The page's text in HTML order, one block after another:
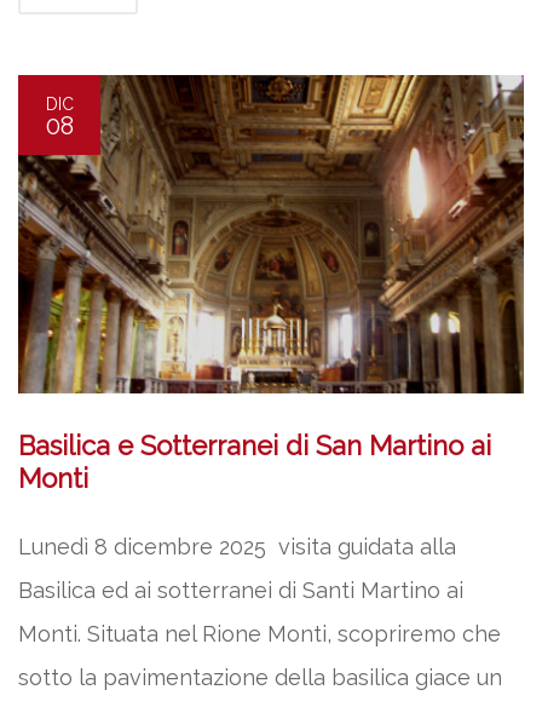
DIC
08
Basilica e Sotterranei di San Martino ai
Monti
Lunedì 8 dicembre 2025 visita guidata alla
Basilica ed ai sotterranei di Santi Martino ai
Monti. Situata nel Rione Monti, scopriremo che
sotto la pavimentazione della basilica giace un